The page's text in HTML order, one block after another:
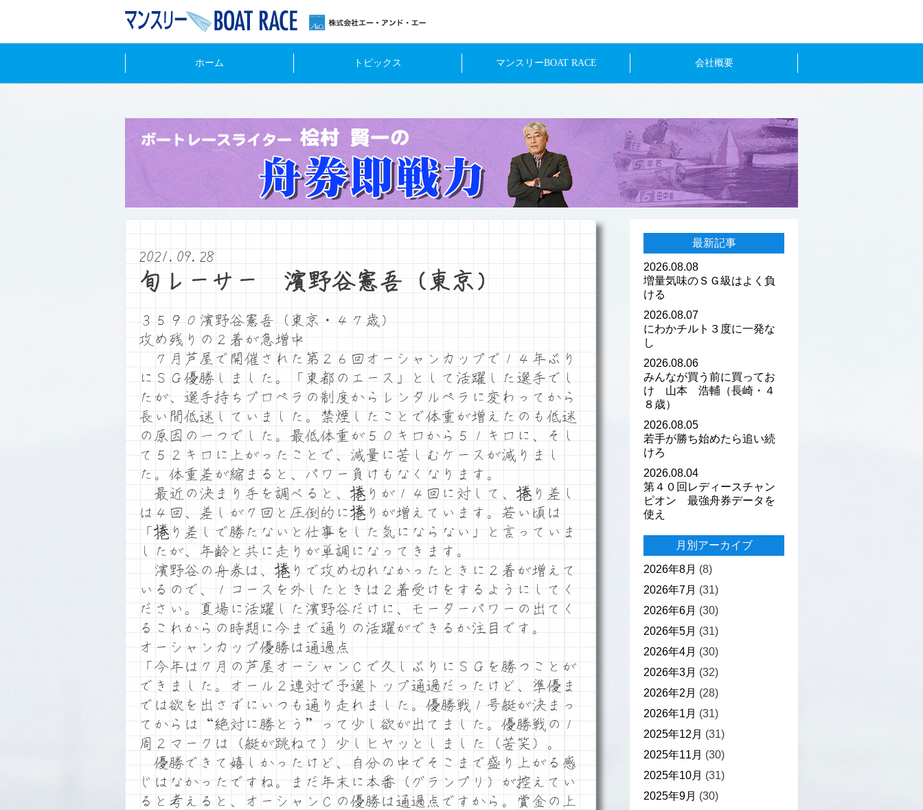
ホーム トピックス マンスリーBOAT RACE 会社概要
2021.09.28
旬レーサー 濱野谷憲吾（東京）
３５９０濱野谷憲吾（東京・４７歳）
攻め残りの２着が急増中
７月芦屋で開催された第２６回オーシャンカップで１４年ぶり
にＳＧ優勝しました。「東都のエース」として活躍した選手でし
たが、選手持ちプロペラの制度からレンタルペラに変わってから
長い間低迷していました。禁煙したことで体重が増えたのも低迷
の原因の一つでした。最低体重が５０キロから５１キロに、そし
て５２キロに上がったことで、減量に苦しむケースが減りまし
た。体重差が縮まると、パワー負けもなくなります。
最近の決まり手を調べると、捲りが１４回に対して、捲り差し
は４回、差しが７回と圧倒的に捲りが増えています。若い頃は
「捲り差しで勝たないと仕事をした気にならない」と言っていま
したが、年齢と共に走りが単調になってきます。
濱野谷の舟券は、捲りで攻め切れなかったときに２着が増えて
いるので、１コースを外したときは２着受けをするようにしてく
ださい。夏場に活躍した濱野谷だけに、モーターパワーの出てく
るこれからの時期に今まで通りの活躍ができるか注目です。
オーシャンカップ優勝は通過点
「今年は７月の芦屋オーシャンＣで久しぶりにＳＧを勝つことが
できました。オール２連対で予選トップ通過だったけど、準優ま
では欲を出さずにいつも通り走れました。優勝戦１号艇が決まっ
てからは“絶対に勝とう”って少し欲が出てました。優勝戦の１
周２マークは（艇が跳ねて）少しヒヤッとしました（苦笑）。
優勝できて嬉しかったけど、自分の中でそこまで盛り上がる感
じはなかったですね。まだ年末に本番（グランプリ）が控えてい
ると考えると、オーシャンＣの優勝は通過点ですから。賞金の上
最新記事
2026.08.08
増量気味のＳＧ級はよく負
ける
2026.08.07
にわかチルト３度に一発な
し
2026.08.06
みんなが買う前に買ってお
け 山本 浩輔（長崎・４
８歳）
2026.08.05
若手が勝ち始めたら追い続
けろ
2026.08.04
第４０回レディースチャン
ピオン 最強舟券データを
使え
月別アーカイブ
2026年8月 (8)
2026年7月 (31)
2026年6月 (30)
2026年5月 (31)
2026年4月 (30)
2026年3月 (32)
2026年2月 (28)
2026年1月 (31)
2025年12月 (31)
2025年11月 (30)
2025年10月 (31)
2025年9月 (30)